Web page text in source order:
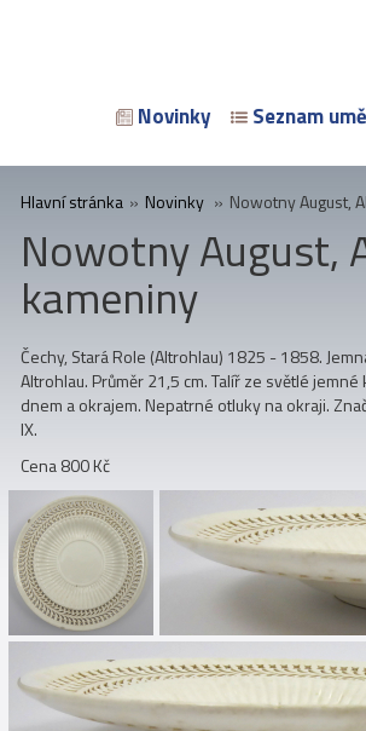
Novinky Seznam
Hlavní stránka » Novinky » Nowotny August,
Nowotny August,
kameniny
Čechy, Stará Role (Altrohlau) 1825 - 1858.
Altrohlau. Průměr 21,5 cm. Talíř ze světlé
dnem a okrajem. Nepatrné otluky na okraji.
IX.
Cena 800 Kč